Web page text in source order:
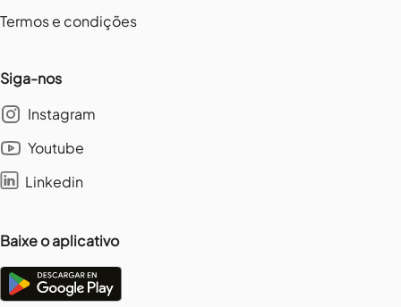
Termos e condições
Siga-nos
Instagram
Youtube
Linkedin
Baixe o aplicativo